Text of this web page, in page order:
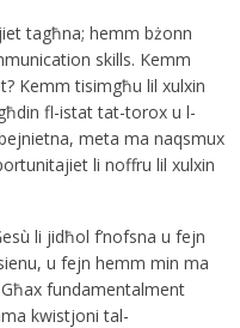
tagħna; hemm bżonn
skills. Kemm
Kemm tisimgħu lil xulxin
fl-istat tat-torox u l-
meta ma naqsmux
li noffru lil xulxin
li jidħol f’nofsna u fejn
u fejn hemm min ma
fundamentalment
kwistjoni tal-